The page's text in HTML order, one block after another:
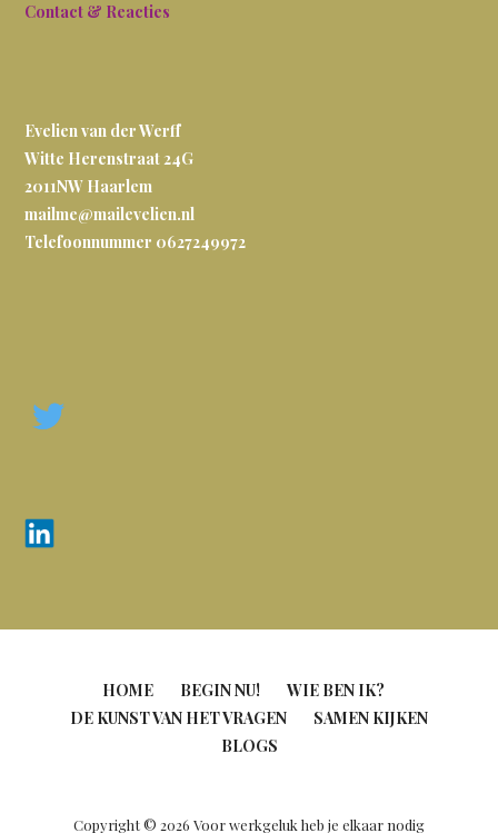
Contact & Reacties
Evelien van der Werff
Witte Herenstraat 24G
2011NW Haarlem
mailme@mailevelien.nl
Telefoonnummer 0627249972
HOME BEGIN NU!
WIE BEN IK?
DE KUNST VAN HET VRAGEN
SAMEN KIJKEN
BLOGS
Copyright © 2026 Voor werkgeluk heb je elkaar nodig